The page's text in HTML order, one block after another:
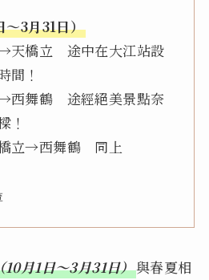
～3月31日）
天橋立 途中在大江站設
間！
西舞鶴 途經絕美景點奈
！
立→西舞鶴 同上
月1日～3月31日）與春夏相